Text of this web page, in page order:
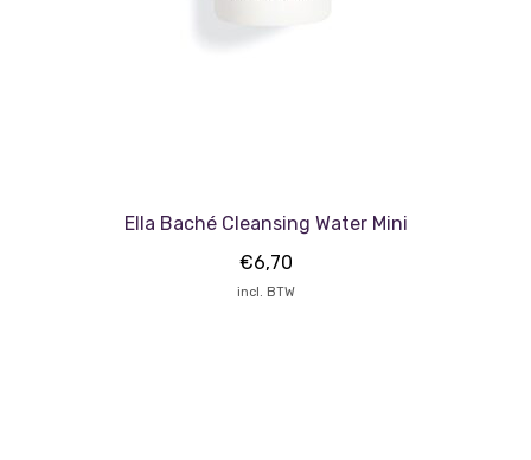
Ella Baché Cleansing Water Mini
€6,70
incl. BTW